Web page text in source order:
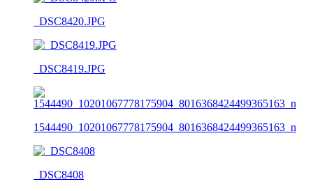
_DSC8420.JPG
_DSC8419.JPG
1544490_10201067778175904_8016368424499365163_n
_DSC8408